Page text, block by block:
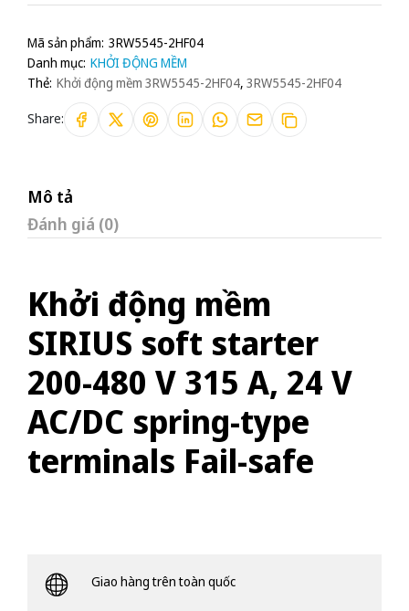
Mã sản phẩm: 3RW5545-2HF04
Danh mục: KHỞI ĐỘNG MỀM
Thẻ: Khởi động mềm 3RW5545-2HF04, 3RW5545-2HF04
Share:
Mô tả
Đánh giá (0)
Khởi động mềm
SIRIUS soft starter
200-480 V 315 A, 24 V
AC/DC spring-type
terminals Fail-safe
Giao hàng trên toàn quốc